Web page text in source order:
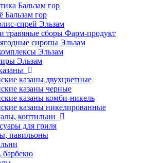
Бальзам гор
Бальзам гор
спрей Эльзам
травяные сборы Фарм-продукт
сиропы Эльзам
Эльзам
Эльзам
казаны двухцветные
казаны черные
казаны комби-никель
казаны никелированные
коптильни
для гриля
павильоны
барбекю